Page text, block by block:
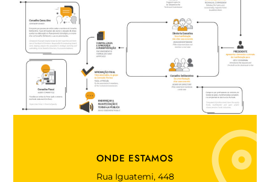
ONDE ESTAMOS
Rua Iguatemi, 448